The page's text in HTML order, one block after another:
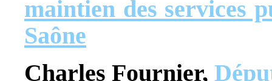
maintien des services
Saône
Charles Fournier,